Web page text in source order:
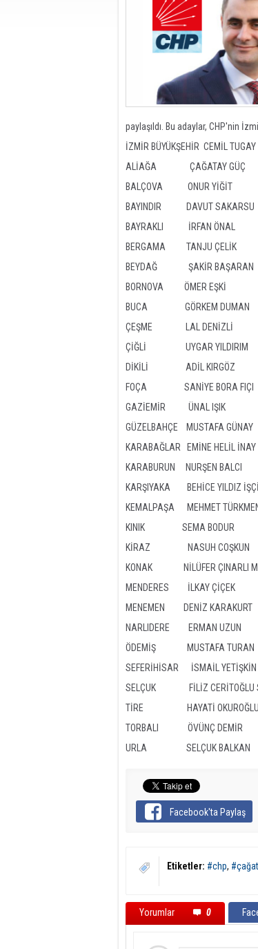
paylaşıldı. Bu adaylar, CHP'nin
İZMİR BÜYÜKŞEHİR CEMİL TUGAY
ALİAĞA ÇAĞATAY GÜÇ
BALÇOVA ONUR YİĞİT
BAYINDIR DAVUT SAKARSU
BAYRAKLI İRFAN ÖNAL
BERGAMA TANJU ÇELİK
BEYDAĞ ŞAKİR BAŞARAN
BORNOVA ÖMER EŞKİ
BUCA GÖRKEM DUMAN
ÇEŞME LAL DENİZLİ
ÇİĞLİ UYGAR YILDIRIM
DİKİLİ ADİL KIRGÖZ
FOÇA SANİYE BORA FIÇI
GAZİEMİR ÜNAL IŞIK
GÜZELBAHÇE MUSTAFA GÜNAY
KARABAĞLAR EMİNE HELİL İNAY
KARABURUN NURŞEN BALCI
KARŞIYAKA BEHİCE YILDIZ
KEMALPAŞA MEHMET
KINIK SEMA BODUR
KİRAZ NASUH COŞKUN
KONAK NİLÜFER ÇINARLI
MENDERES İLKAY ÇİÇEK
MENEMEN DENİZ KARAKURT
NARLIDERE ERMAN UZUN
ÖDEMİŞ MUSTAFA TURAN
SEFERİHİSAR İSMAİL YETİŞKİN
SELÇUK FİLİZ CERİTOĞLU
TİRE HAYATİ OKUROĞLU
TORBALI ÖVÜNÇ DEMİR
URLA SELÇUK BALKAN
Facebook'ta Paylaş
Etiketler: #chp,
Yorumlar 0